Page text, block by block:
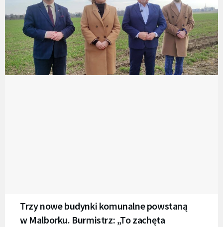
Trzy nowe budynki komunalne powstaną
w Malborku. Burmistrz: „To zachęta